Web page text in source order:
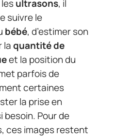
ultrasons, il
suivre le
bébé, d’estimer son
laquantité de
et la position du
parfois de
certaines
la prise en
besoin. Pour de
ces images restent